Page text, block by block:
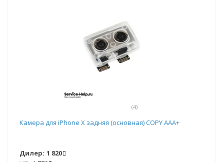
(4)
Камера для iPhone X задняя (основная) COPY ААА+
Дилер: 1 820